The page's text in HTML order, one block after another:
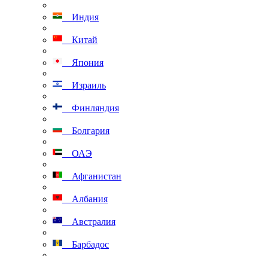
Индия
Китай
Япония
Израиль
Финляндия
Болгария
ОАЭ
Афганистан
Албания
Австралия
Барбадос